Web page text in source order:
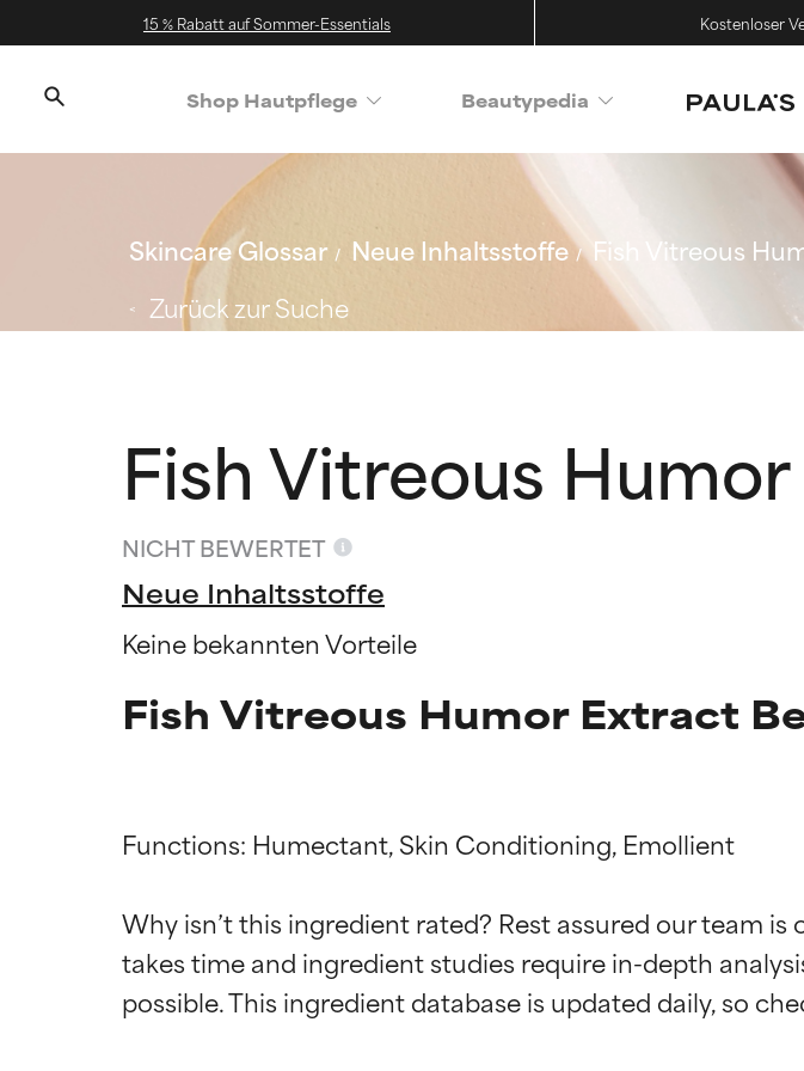
15 % Rabatt auf Sommer-Essentials Kostenloser
Shop Hautpflege Beautypedia
Skincare Glossar Neue Inhaltsstoffe
Fish Vitreous
Zurück zur Suche
Fish Vitreous
NICHT BEWERTET
Neue Inhaltsstoffe
Keine bekannten Vorteile
Fish Vitreous Humor Extract
Functions: Humectant, Skin Conditioning, Emollient
Why isn’t this ingredient rated? Rest assured our team
takes time and ingredient studies require in-depth
Bewertung der
Bewertung der